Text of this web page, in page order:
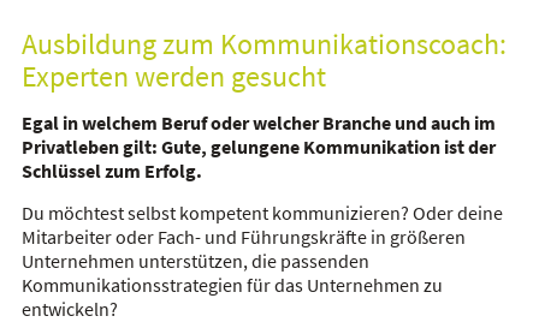
Ausbildung zum Kommunikationscoach:
Experten werden gesucht
Egal in welchem Beruf oder welcher Branche und auch im
Privatleben gilt: Gute, gelungene Kommunikation ist der
Schlüssel zum Erfolg.
Du möchtest selbst kompetent kommunizieren? Oder deine
Mitarbeiter oder Fach- und Führungskräfte in größeren
Unternehmen unterstützen, die passenden
Kommunikationsstrategien für das Unternehmen zu
entwickeln?